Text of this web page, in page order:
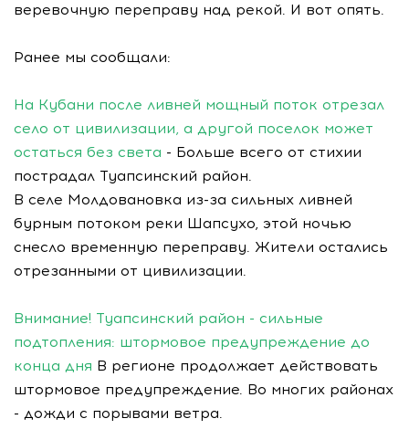
веревочную переправу над рекой. И вот опять.
Ранее мы сообщали:
На Кубани после ливней мощный поток отрезал
село от цивилизации, а другой поселок может
остаться без света - Больше всего от стихии
пострадал Туапсинский район.
В селе Молдовановка из-за сильных ливней
бурным потоком реки Шапсухо, этой ночью
снесло временную переправу. Жители остались
отрезанными от цивилизации.
Внимание! Туапсинский район - сильные
подтопления: штормовое предупреждение до
конца дня В регионе продолжает действовать
штормовое предупреждение. Во многих районах
- дожди с порывами ветра.